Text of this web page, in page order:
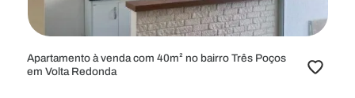
Apartamento à venda com 40m² no bairro Três Poços
em Volta Redonda